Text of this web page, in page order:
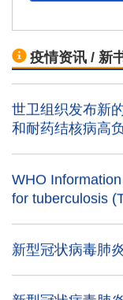
疫情资讯 / 新
英文专著《流动
度“施普林格?自
世卫组织发布新
和耐药结核病高
WHO
for tuberculosis
新型冠状病毒肺
新型冠状病毒肺